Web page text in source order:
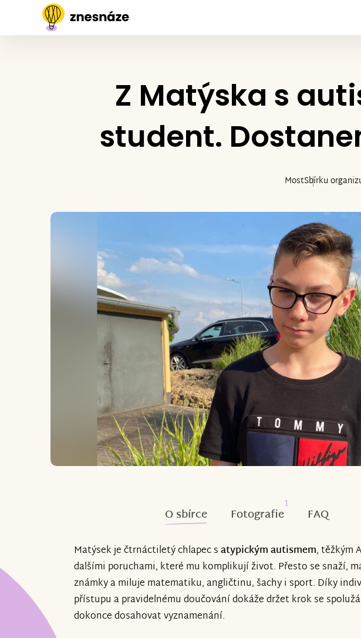
Z Matýska s
student.
MostSbírku
O sbírce Fotografie
1
FAQ
Matýsek je čtrnáctiletý chlapec satypickým autismem, těžkým
dalšími poruchami, které mu komplikují život. Přesto se snaží,
známky a miluje matematiku, angličtinu, šachy i sport. Díky
přístupu a pravidelnému doučování dokáže držet krok se
dokonce dosahovat vyznamenání.